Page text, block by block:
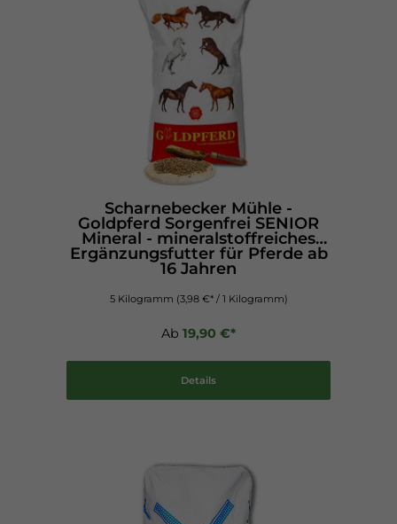
Scharnebecker Mühle -
Goldpferd Sorgenfrei SENIOR
Mineral - mineralstoffreiches
Ergänzungsfutter für Pferde ab
16 Jahren
5 Kilogramm (3,98 €* / 1 Kilogramm)
Ab 19,90 €*
Details